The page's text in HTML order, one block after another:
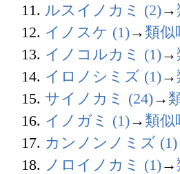
11. ルスイノカミ (2)→
12. イノスケ (1)→ 類似
13. イノコルカミ (1)→
14. イロノシミズ (1)→
15. サイノカミ (24)→
16. イノガミ (1)→ 類似
17. カンノンノミズ (1)
18. ノロイノカミ (1)→